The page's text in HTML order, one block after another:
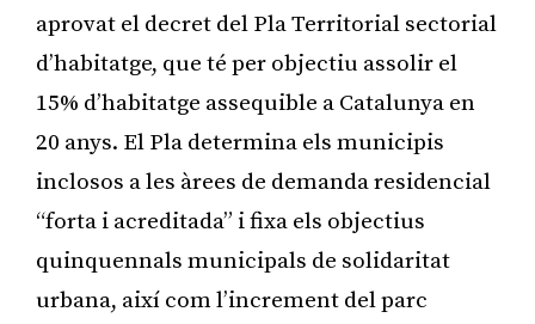
aprovat el decret del Pla Territorial sectorial
d’habitatge, que té per objectiu assolir el
15% d’habitatge assequible a Catalunya en
20 anys. El Pla determina els municipis
inclosos a les àrees de demanda residencial
“forta i acreditada” i fixa els objectius
quinquennals municipals de solidaritat
urbana, així com l’increment del parc